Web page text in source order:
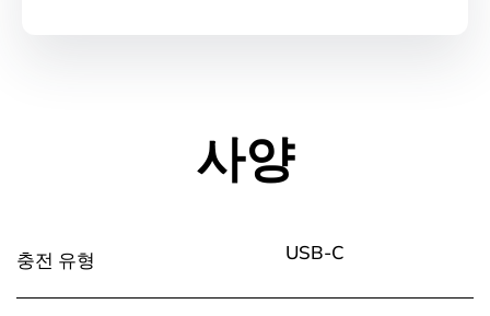
사양
충전 유형 USB-C